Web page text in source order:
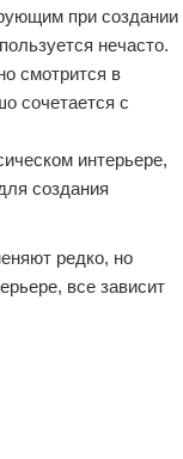
при создании
нечасто.
смотрится в
сочетается с
интерьере,
создания
редко, но
все зависит